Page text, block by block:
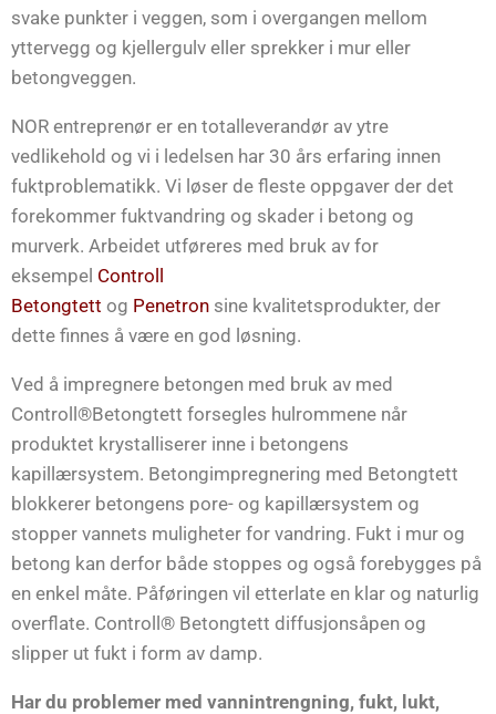
svake punkter i veggen, som i overgangen mellom
yttervegg og kjellergulv eller sprekker i mur eller
betongveggen.
NOR entreprenør er en totalleverandør av ytre
vedlikehold og vi i ledelsen har 30 års erfaring innen
fuktproblematikk. Vi løser de fleste oppgaver der det
forekommer fuktvandring og skader i betong og
murverk. Arbeidet utføreres med bruk av for
eksempel Controll
Betongtett og Penetron sine kvalitetsprodukter, der
dette finnes å være en god løsning.
Ved å impregnere betongen med bruk av med
Controll®Betongtett forsegles hulrommene når
produktet krystalliserer inne i betongens
kapillærsystem. Betongimpregnering med Betongtett
blokkerer betongens pore- og kapillærsystem og
stopper vannets muligheter for vandring. Fukt i mur og
betong kan derfor både stoppes og også forebygges på
en enkel måte. Påføringen vil etterlate en klar og naturlig
overflate. Controll® Betongtett diffusjonsåpen og
slipper ut fukt i form av damp.
Har du problemer med vannintrengning, fukt, lukt,